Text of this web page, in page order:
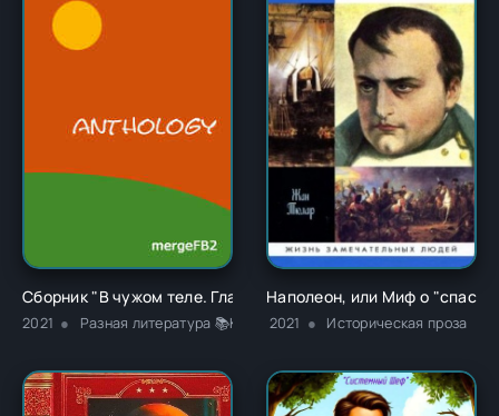
Сборник "В чужом теле. Глава 1" - Ричард Карл Лаймон
2021 Разная литература 📚Классика
Наполеон, или Миф о
2021 Историческая проза